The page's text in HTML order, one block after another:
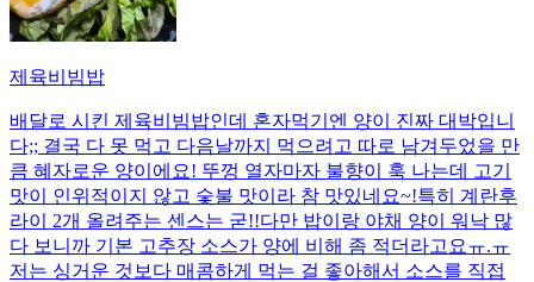
제육비빔밥
배달로 시킨 제육비빔밥인데 혼자먹기엔 양이 진짜 대박입니
다;; 결국 다 못 먹고 다음날까지 먹으려고 따로 남겨두었을 만
큼 혜자로운 양이에요! 뚜껑 열자마자 불향이 훅 나는데 고기
맛이 인위적이지 않고 숯불 맛이라 참 맛있네요~!특히 계란후
라이 2개 올려주는 센스는 굳!! ​다만 밥이랑 야채 양이 워낙 많
다 보니까 기본 고추장 소스가 양에 비해 좀 적더라고요ㅠ.ㅠ
저는 싱거운 것보다 매콤하게 먹는 걸 좋아해서 소스를 직접